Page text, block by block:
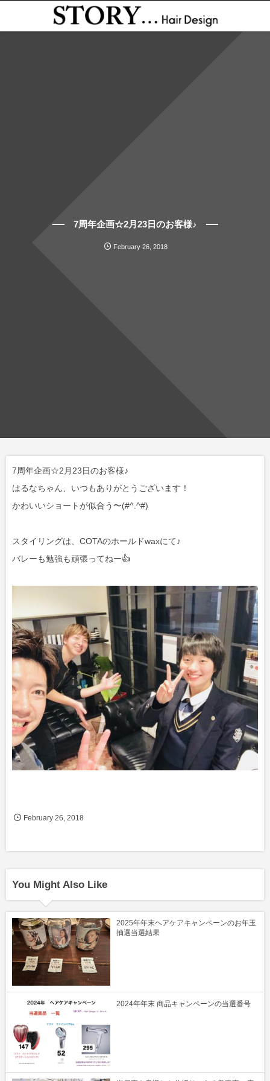
7周年企画☆2月23日のお客様♪
February 26 ,2018
7周年企画☆2月23日のお客様♪
はるなちゃん、いつもありがとうございます！
かわいいショートが似合う〜(#^.^#)
スタイリングは、COTAのホールドwaxにて♪
バレーも勉強も頑張ってねー👍
February 26,2018
You Might Also Like
2025年年末ヘアケアキャンペーンのお年玉
抽選当選結果
2024年年末 商品キャンペーンの当選番号